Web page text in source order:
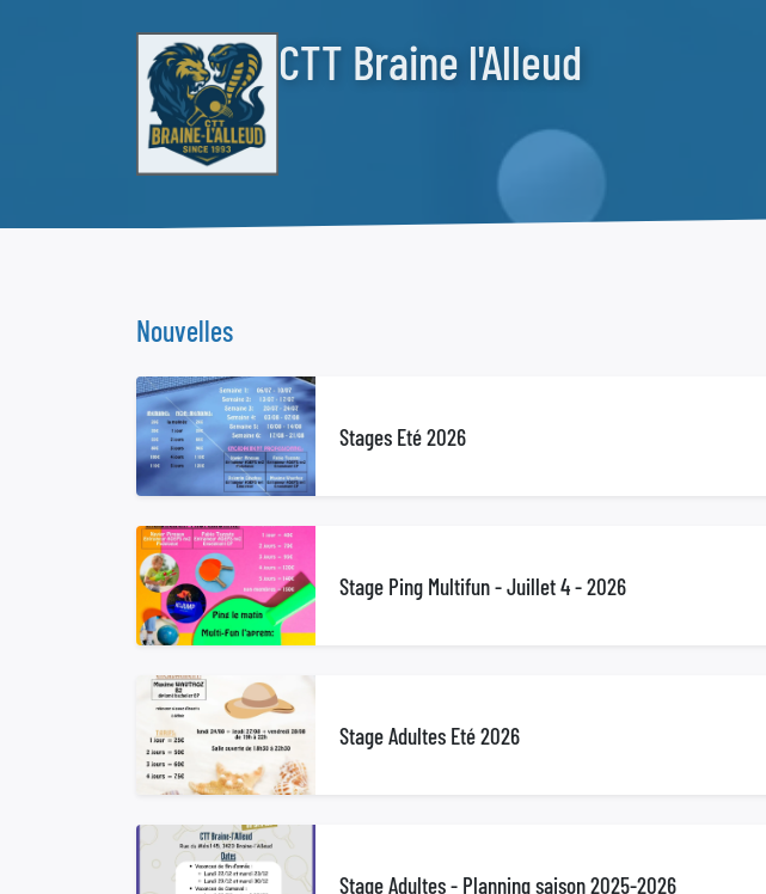
CTT Braine l'Alleud
Nouvelles
Stages Eté 2026
Stage Ping Multifun - Juillet 4 - 2026
Stage Adultes Eté 2026
Stage Adultes - Planning saison 2025-2026